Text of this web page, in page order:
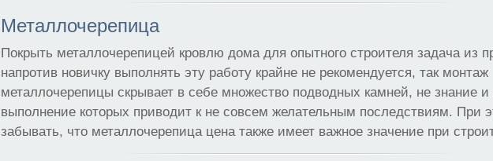
Металлочерепица
Покрыть металлочерепицей кровлю дома для опытного строителя задача из
напротив новичку выполнять эту работу крайне не рекомендуется, так монтаж
металлочерепицы скрывает в себе множество подводных камней, не знание и
выполнение которых приводит к не совсем желательным последствиям. При
забывать, что металлочерепица цена также имеет важное значение при